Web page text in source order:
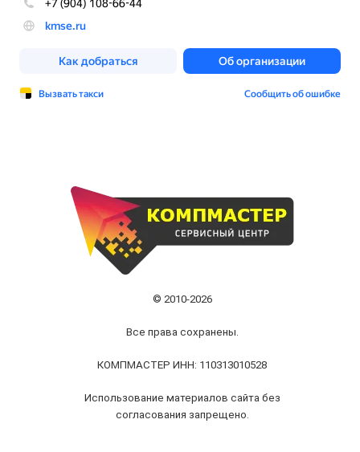
© 2010-2026
Все права сохранены.
КОМПМАСТЕР ИНН: 110313010528
Использование материалов сайта без
согласования запрещено.